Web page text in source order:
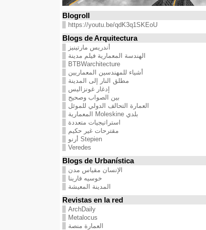
Blogroll
https://youtu.be/qdK3q1SKEoU
Blogs de Arquitectura
أندريس مارتينيز
الهندسة المعمارية فيلم مدينة
BTBWarchitecture
أشياء للمهندسين المعماريين
مطلق النار إلى المدينة
إدغار غونزاليس
بين الصواب وصحيح
العمارة التحالف الدولي للموئل
بلدي Moleskine المعمارية
استراتيجيات متعددة
مقترحات غير حكيم
Stepien أرنو
Veredes
Blogs de Urbanística
الإنسان مقياس مدن
خوسيه فارينا
المدينة المعيشة
Revistas en la red
ArchDaily
Metalocus
العمارة منصة